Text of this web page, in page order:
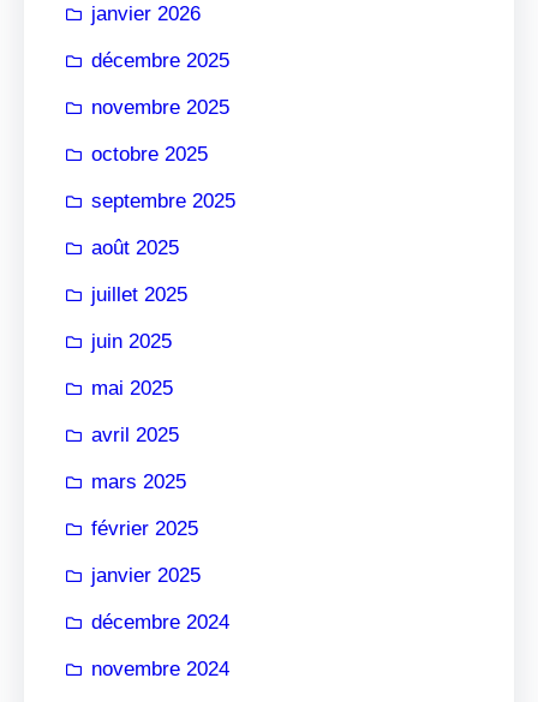
janvier 2026
décembre 2025
novembre 2025
octobre 2025
septembre 2025
août 2025
juillet 2025
juin 2025
mai 2025
avril 2025
mars 2025
février 2025
janvier 2025
décembre 2024
novembre 2024